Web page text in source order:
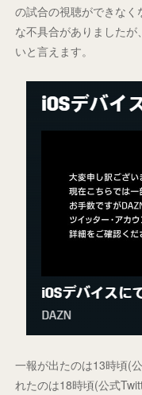
の試合の視聴ができなく
な不具合がありました
いと言えます。
一報が出たのは13時頃(
れたのは18時頃(公式